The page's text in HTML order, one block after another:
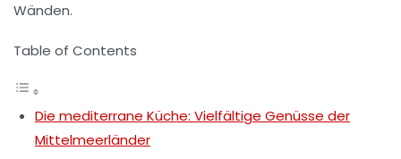
Wänden.
Table of Contents
Die mediterrane Küche: Vielfältige Genüsse der
Mittelmeerländer